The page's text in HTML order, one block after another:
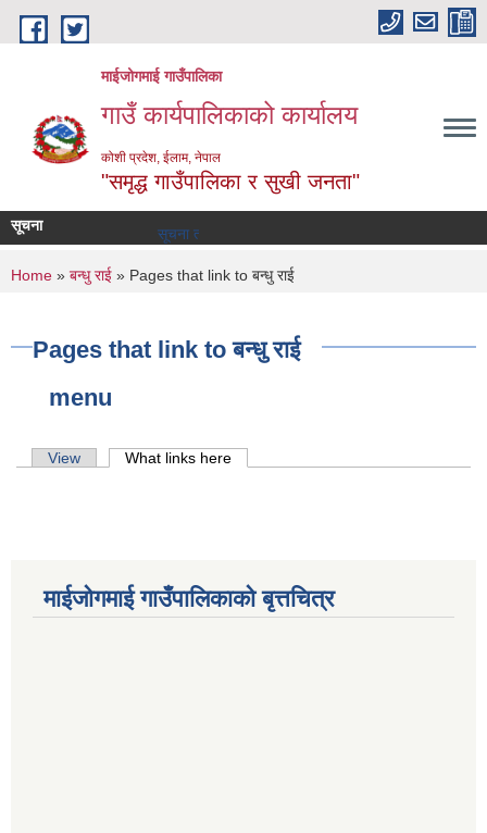
Skip to main content
माईजोगमाई गाउँपालिका
गाउँ कार्यपालिकाको कार्यालय
कोशी प्रदेश, ईलाम, नेपाल
"समृद्ध गाउँपालिका र सुखी जनता"
सूचना सूचना तथा समाचार
You are here
Home » बन्धु राई » Pages that link to बन्धु राई
Pages that link to बन्धु राई
menu
Primary tabs
View What links here
माईजोगमाई गाउँपालिकाको बृत्तचित्र